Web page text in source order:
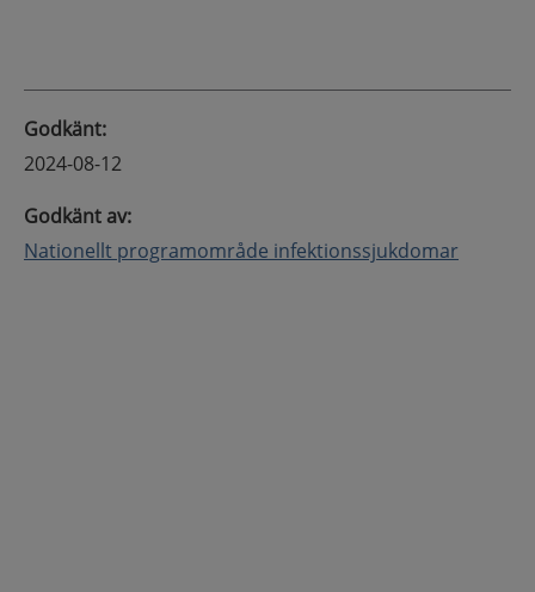
Godkänt:
2024-08-12
Godkänt av:
Nationellt programområde infektionssjukdomar